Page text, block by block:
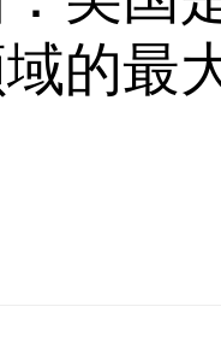
的最